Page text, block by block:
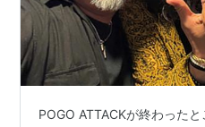
POGO ATTACKが終わった